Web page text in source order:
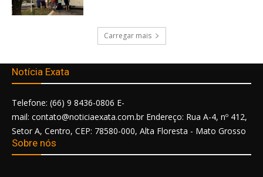
Carregar mais
Notícia Exata
Telefone: (66) 9 8436-0806 E-
mail: contato@noticiaexata.com.br Endereço: Rua A-4, nº 412,
Setor A, Centro, CEP: 78580-000, Alta Floresta - Mato Grosso
Sobre nós